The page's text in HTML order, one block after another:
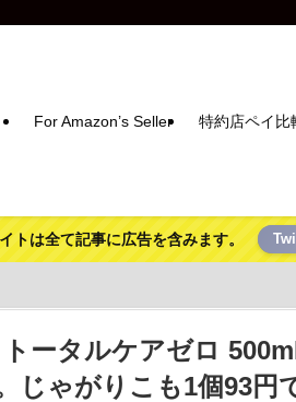
For Amazon’s Seller 特約店ペイ比
トは全て記事に広告を含みます。
ータルケアゼロ
ゃがりこも1個93円